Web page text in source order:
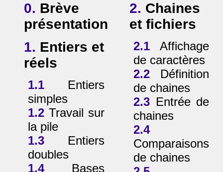
0. Brève
présentation
1. Entiers et
réels
1.1 Entiers
simples
1.2 Travail sur
la pile
1.3 Entiers
doubles
1.4 Bases
2. Chaines
et fichiers
2.1Affichage
de caractères
2.2 Définition
de chaines
2.3 Entrée de
chaines
2.4
Comparaisons
de chaines